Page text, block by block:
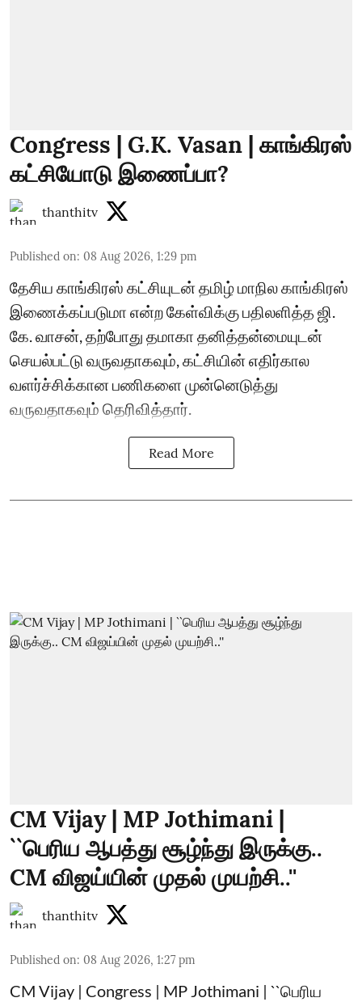
Congress | G.K. Vasan | காங்கிரஸ்
கட்சியோடு இணைப்பா?
thanthitv
Published on: 08 Aug 2026, 1:29 pm
தேசிய காங்கிரஸ் கட்சியுடன் தமிழ் மாநில காங்கிரஸ்
இணைக்கப்படுமா என்ற கேள்விக்கு பதிலளித்த ஜி.
கே. வாசன், தற்போது தமாகா தனித்தன்மையுடன்
செயல்பட்டு வருவதாகவும், கட்சியின் எதிர்கால
வளர்ச்சிக்கான பணிகளை முன்னெடுத்து
வருவதாகவும் தெரிவித்தார்.
Read More
CM Vijay | MP Jothimani |
``பெரிய ஆபத்து சூழ்ந்து இருக்கு..
CM விஜய்யின் முதல் முயற்சி..''
thanthitv
Published on: 08 Aug 2026, 1:27 pm
CM Vijay | Congress | MP Jothimani | ``பெரிய